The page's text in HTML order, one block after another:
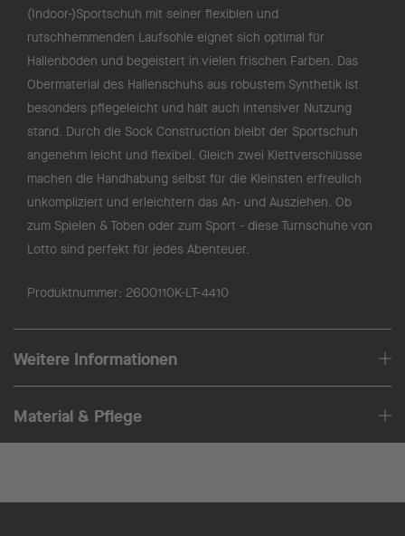
(Indoor-)Sportschuh mit seiner flexiblen und
rutschhemmenden Laufsohle eignet sich optimal für
Hallenböden und begeistert in vielen frischen Farben. Das
Obermaterial des Hallenschuhs aus robustem Synthetik ist
besonders pflegeleicht und hält auch intensiver Nutzung
stand. Durch die Sock Construction bleibt der Sportschuh
angenehm leicht und flexibel. Gleich zwei Klettverschlüsse
machen die Handhabung selbst für die Kleinsten erfreulich
unkompliziert und erleichtern das An- und Ausziehen. Ob
zum Spielen & Toben oder zum Sport - diese Turnschuhe von
Lotto sind perfekt für jedes Abenteuer.
Produktnummer: 2600110K-LT-4410
Weitere Informationen
Material & Pflege